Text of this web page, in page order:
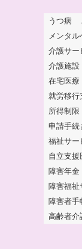
うつ病
メンタル
介護サー
介護施設
在宅医療
就労移行
所得制限
申請手続
福祉サー
自立支援
障害年金
障害福祉
障害者手
高齢者介